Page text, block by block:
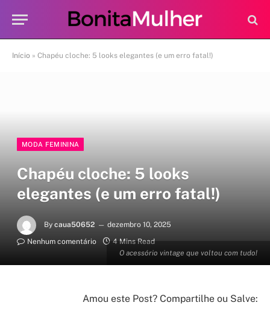
Início » Chapéu cloche: 5 looks elegantes (e um erro fatal!)
O acessório vintage que voltou com tudo!
MODA FEMININA
Chapéu cloche: 5 looks
elegantes (e um erro fatal!)
By caua50652
dezembro 10, 2025
Nenhum comentário
4 Mins Read
Amou este Post? Compartilhe ou Salve: